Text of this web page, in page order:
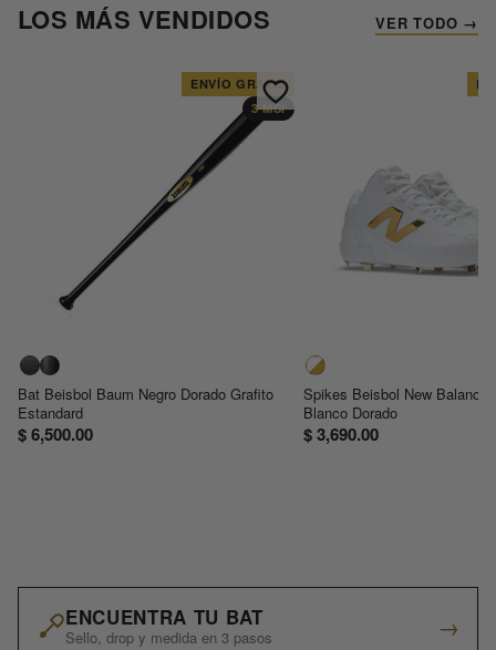
LOS MÁS VENDIDOS VER TODO →
ENVÍO GRATIS
3 MSI
Bat Beisbol Baum Negro Dorado Grafito
Estandard
$ 6,500.00
Spikes Beisbol New Balance
Blanco Dorado
$ 3,690.00
ENCUENTRA TU BAT
Sello, drop y medida en 3 pasos →